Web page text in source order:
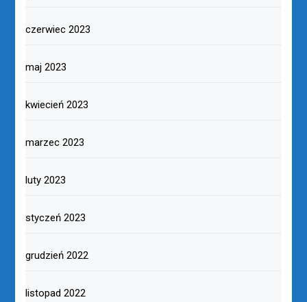
czerwiec 2023
maj 2023
kwiecień 2023
marzec 2023
luty 2023
styczeń 2023
grudzień 2022
listopad 2022